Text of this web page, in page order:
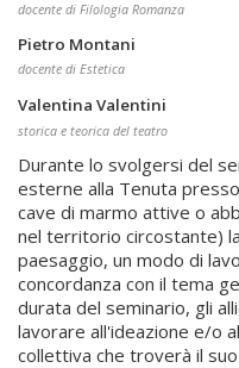
docente di Filologia Romanza
Pietro Montani
docente di Estetica
Valentina Valentini
storica e teorica del teatro
Durante lo svolgersi del
esterne alla Tenuta
cave di marmo attive o
nel territorio circostante)
paesaggio, un modo di
concordanza con il tema
durata del seminario, gli
lavorare all'ideazione e/o
collettiva che troverà il